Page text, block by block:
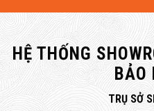
HỆ THỐNG
BẢO
​TRỤ SỞ